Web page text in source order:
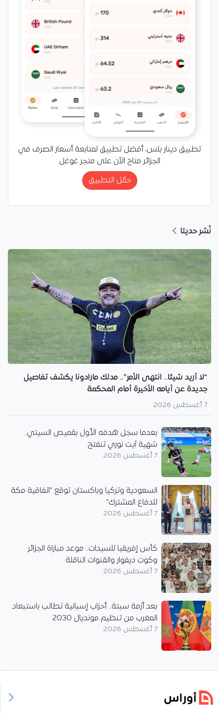
تطبيق دينار بلس، أفضل تطبيق لمتابعة أسعار الصرف في
الجزائر متاح الآن على متجر غوغل
حمّل التطبيق
نُشر حديثا
“لا أريد شيئا.. انتهى الأمر”.. مدلك مارادونا يكشف تفاصيل
جديدة عن أيامه الأخيرة أمام المحكمة
7 أغسطس 2026
بعدما سجل هدفه الأول بقميص السيتي..
شهية آيت نوري تنفتح
7 أغسطس 2026
السعودية وتركيا وباكستان توقع “اتفاقية مكة
للدفاع المشترك”
7 أغسطس 2026
كأس إفريقيا للسيدات.. موعد مباراة الجزائر
وكوت ديفوار والقنوات الناقلة
7 أغسطس 2026
بعد أزمة سبتة.. أحزاب إسبانية تطالب باستبعاد
المغرب من تنظيم مونديال 2030
7 أغسطس 2026